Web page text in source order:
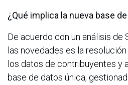
¿Qué implica la nueva base
De acuerdo con un análisis de
las novedades es la
los datos de contribuyentes y
base de datos única,